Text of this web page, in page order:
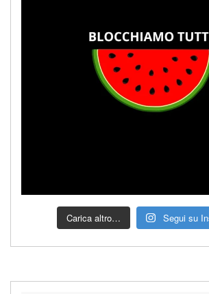
Carica altro… Segui su